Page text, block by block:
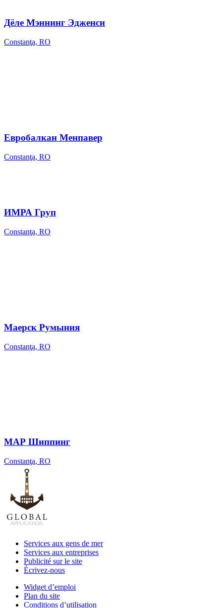
Дёле Мэннинг Эдженси
Constanţa, RO
Евробалкан Менпавер
Constanţa, RO
ИМРА Груп
Constanţa, RO
Маерск Румыния
Constanţa, RO
МАР Шиппинг
Constanţa, RO
Services aux gens de mer
Services aux entreprises
Publicité sur le site
Écrivez-nous
Widget d’emploi
Plan du site
Conditions d’utilisation